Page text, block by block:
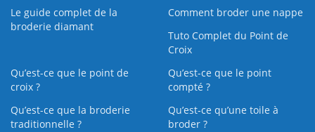
Le guide complet de la
broderie diamant
Comment broder une nappe
Tuto Complet du Point de
Croix
Qu’est-ce que le point de
croix ?
Qu’est-ce que le point
compté ?
Qu’est-ce que la broderie
traditionnelle ?
Qu’est‑ce qu’une toile à
broder ?